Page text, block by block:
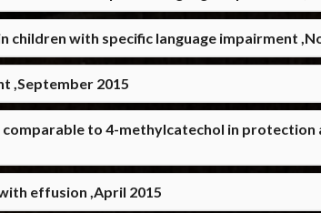
with specific language impairment
,September 2015
to 4-methylcatechol in
effusion ,April 2015